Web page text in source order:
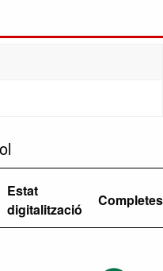
Estat
digitalització